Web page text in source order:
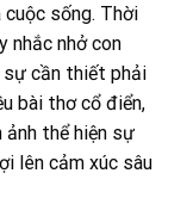
sống. Thời
nhắc nhở con
sự cần thiết phải
bài thơ cổ điển,
thể hiện sự
lên cảm xúc sâu